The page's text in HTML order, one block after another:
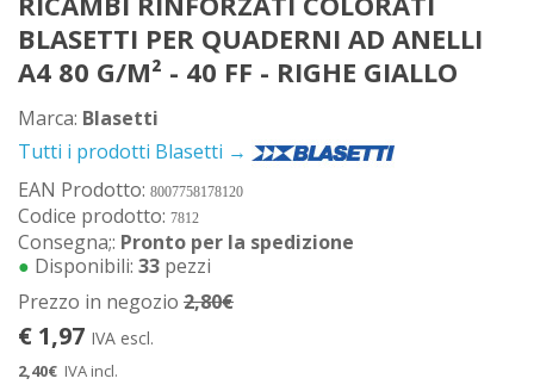
BLASETTI PER QUADERNI AD ANELLI
A4 80 G/M² - 40 FF - RIGHE GIALLO
Marca: Blasetti
Tutti i prodotti Blasetti →
EAN Prodotto: 8007758178120
Codice prodotto: 7812
Consegna;: Pronto per la spedizione
● Disponibili: 33 pezzi
Prezzo in negozio 2,80€
€ 1,97 IVA escl.
2,40€ IVA incl.